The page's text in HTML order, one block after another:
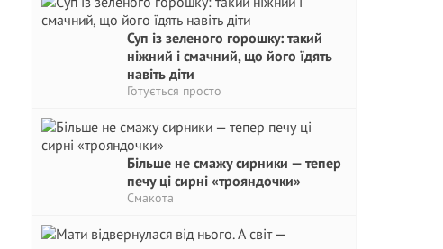
Суп із зеленого горошку: такий
ніжний і смачний, що його їдять
навіть діти
Готується просто
Більше не смажу сирники — тепер
печу ці сирні «трояндочки»
Смакота